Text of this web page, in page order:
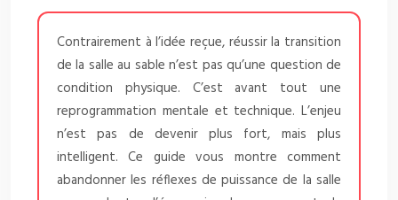
Contrairement à l’idée reçue, réussir la transition
de la salle au sable n’est pas qu’une question de
condition physique. C’est avant tout une
reprogrammation mentale et technique. L’enjeu
n’est pas de devenir plus fort, mais plus
intelligent. Ce guide vous montre comment
abandonner les réflexes de puissance de la salle